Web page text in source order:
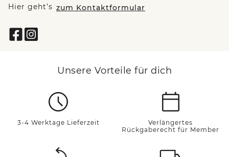
Hier geht’s zum Kontaktformular
Unsere Vorteile für dich
3-4 Werktage Lieferzeit
Verlängertes
Rückgaberecht für Member